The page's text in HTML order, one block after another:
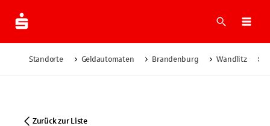
Suche
Standorte Geldautomaten Brandenburg Wandlitz
Zurück zur Liste